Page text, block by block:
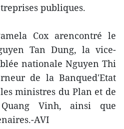
publiques.
Cox arencontré le
Tan Dung, la vice-
nationale Nguyen Thi
de la Banqued'Etat
ministres du Plan et de
Quang Vinh, ainsi que
AVI